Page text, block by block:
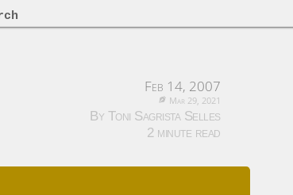
Feb 14, 2007
Mar 29, 2021
By Toni Sagrista Selles
2 minute read